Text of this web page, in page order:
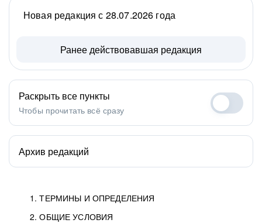
1. ТЕРМИНЫ И ОПРЕДЕЛЕНИЯ
2. ОБЩИЕ УСЛОВИЯ
Новая редакция с 28.07.2026 года
Ранее действовавшая редакция
Раскрыть все пункты
Чтобы прочитать всё сразу
Архив редакций